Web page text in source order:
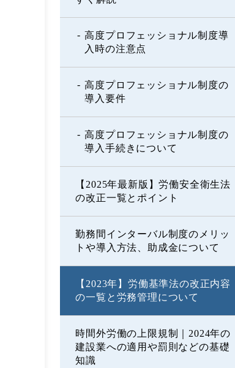
高度プロフェッショナル制度導
入時の注意点
高度プロフェッショナル制度の
導入要件
高度プロフェッショナル制度の
導入手続きについて
【2025年最新版】労働安全衛生法
の改正一覧とポイント
勤務間インターバル制度のメリッ
トや導入方法、助成金について
【2023年】労働基準法の改正内容
の一覧と労務管理について
時間外労働の上限規制｜2024年の
建設業への適用や罰則などの基礎
知識